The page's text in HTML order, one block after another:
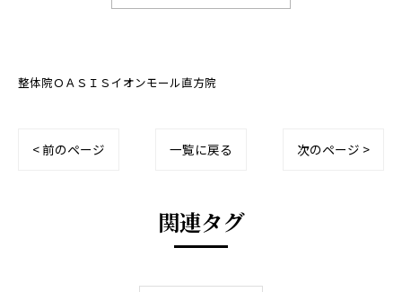
整体院ＯＡＳＩＳイオンモール直方院
< 前のページ 一覧に戻る 次のページ >
関連タグ